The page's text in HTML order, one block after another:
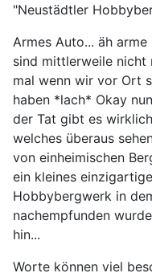
"Neustädtler
Armes Auto... äh
sind mittlerweile nicht
mal wenn wir vor Ort
haben *lach* Okay
der Tat gibt es
welches überaus
von einheimischen
ein kleines
Hobbybergwerk in
nachempfunden
hin...
Worte können viel